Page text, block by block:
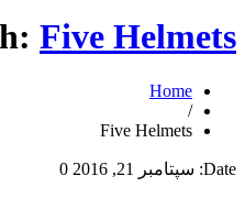
Five Helmets
Home
/
Five Helmets
Date: سپتامبر 21, 2016 0